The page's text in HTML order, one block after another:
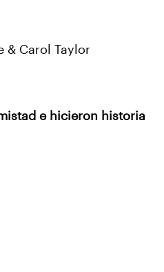
& Carol Taylor
e hicieron historia